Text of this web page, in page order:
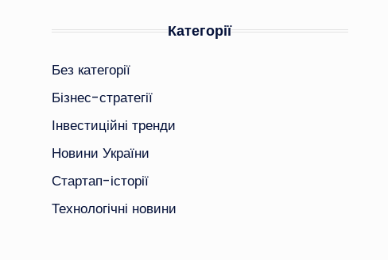
Категорії
Без категорії
Бізнес-стратегії
Інвестиційні тренди
Новини України
Стартап-історії
Технологічні новини